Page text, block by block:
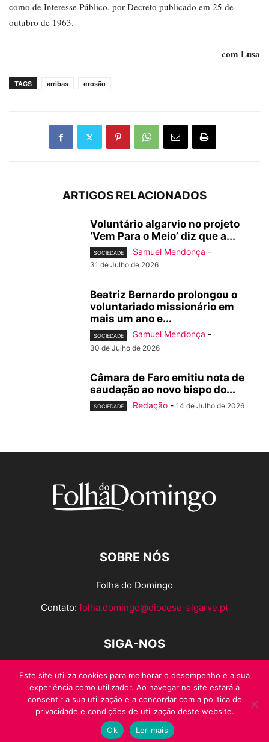
como de Interesse Público, por Decreto publicado em 25 de
outubro de 1963.
com Lusa
TAGS arribas erosão
ARTIGOS RELACIONADOS
Voluntário algarvio no projeto
‘Vem Para o Meio’ diz que a...
SOCIEDADE Samuel Mendonça -
31 de Julho de 2026
Beatriz Bernardo prolongou o
voluntariado missionário em
mais um ano e...
SOCIEDADE Samuel Mendonça -
30 de Julho de 2026
Câmara de Faro emitiu nota de
saudação ao novo bispo do...
SOCIEDADE Redação - 14 de Julho de 2026
SOBRE NÓS
Folha do Domingo
Contato: folha.domingo@diocese-algarve.pt
SIGA-NOS
© Folha do Domingo 2026, todos os direitos reservados.
Este site utiliza cookies para melhorar o desempenho e a sua
experiência como utilizador. Ao navegar no site estará a
consentir a sua utilização e a concordar com a politica de
privacidade e condições de utilização deste website.
Ok
Ler mais